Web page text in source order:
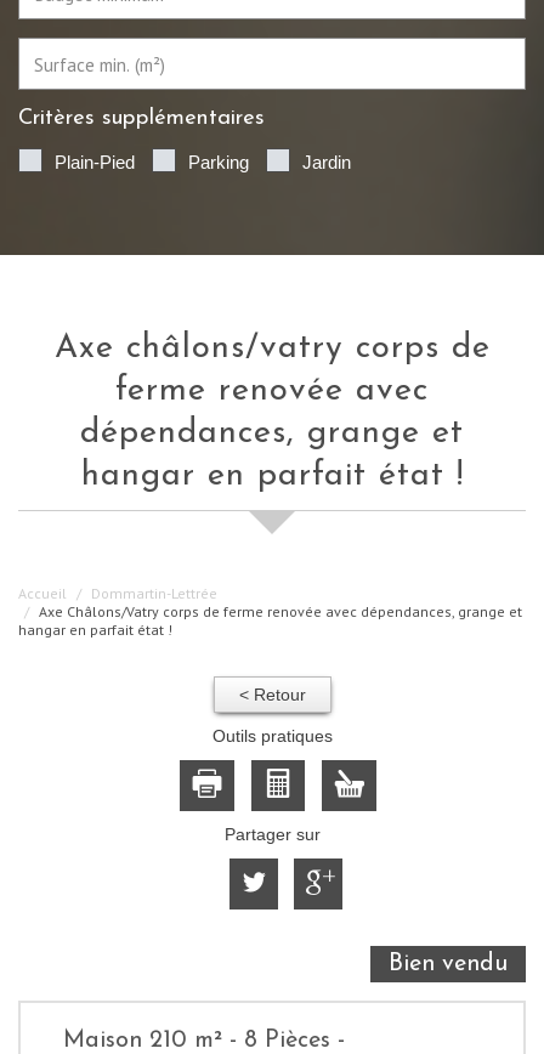
Critères supplémentaires
Plain-Pied Parking Jardin
axe châlons/vatry corps de
ferme renovée avec
dépendances, grange et
hangar en parfait état !
Accueil
Dommartin-Lettrée
Axe Châlons/Vatry corps de ferme renovée avec dépendances, grange et
hangar en parfait état !
< Retour
Outils pratiques
Partager sur
Bien vendu
Maison 210 m² - 8 Pièces -